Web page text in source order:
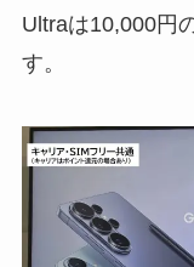
Ultraは10,000円
す。